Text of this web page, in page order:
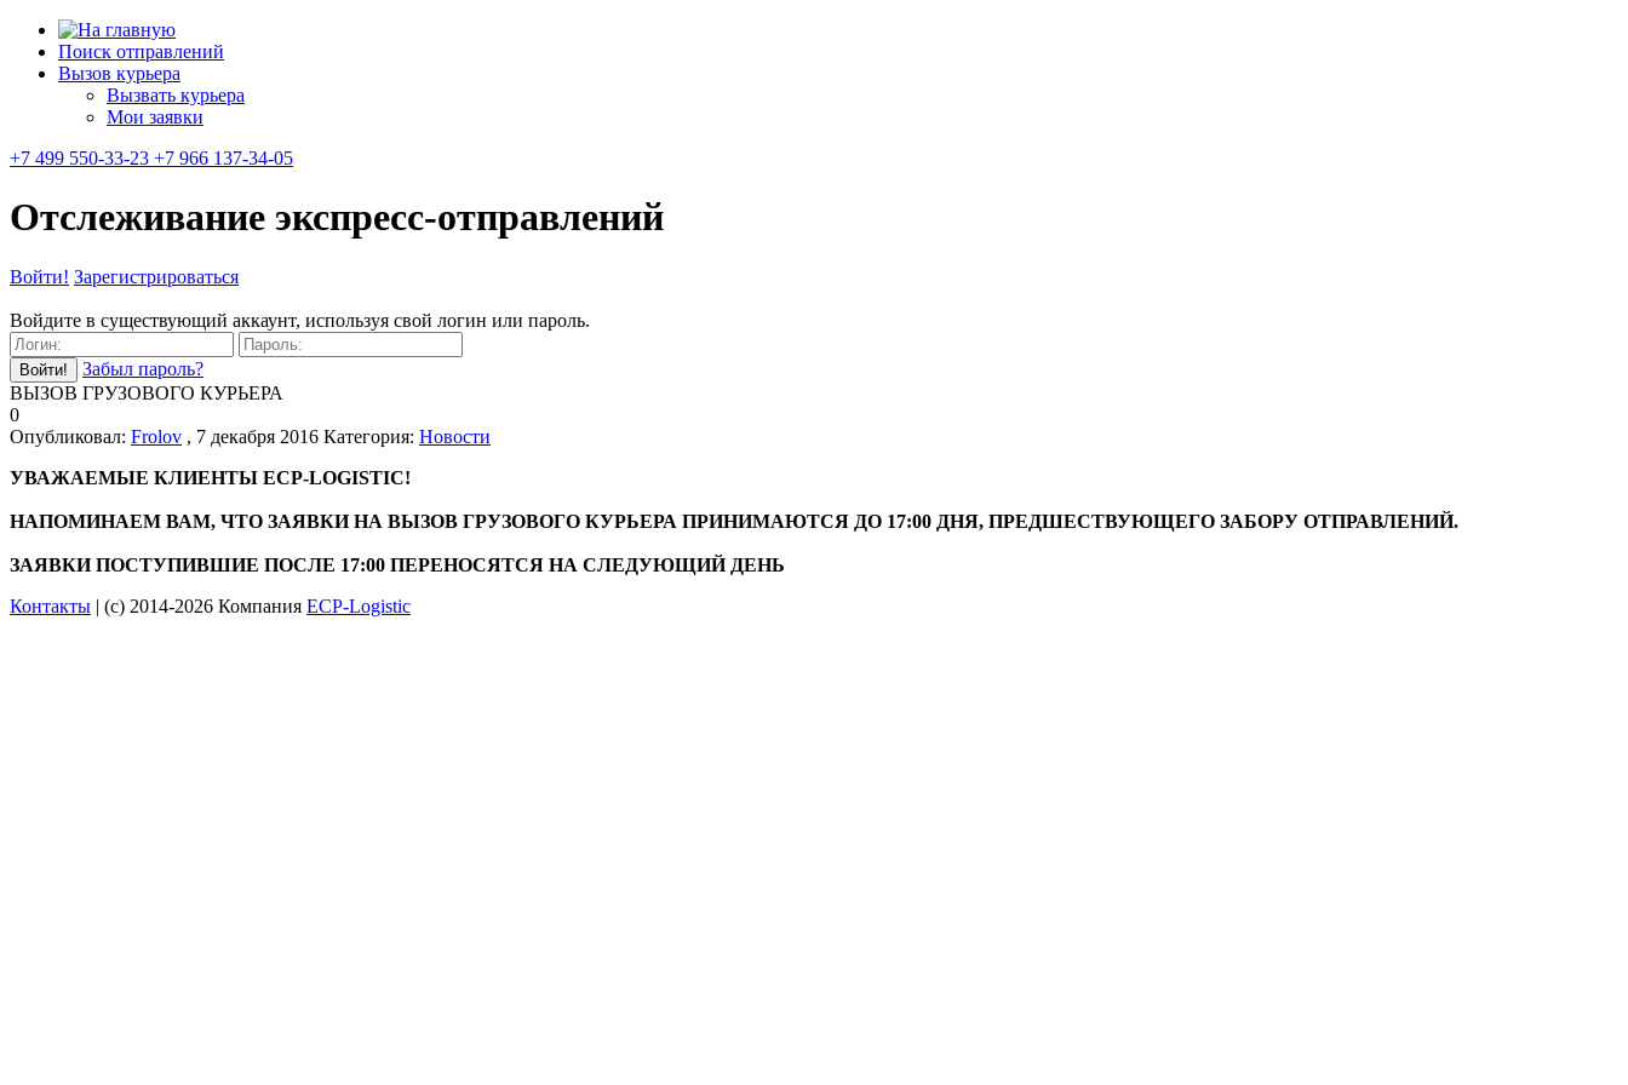
Поиск отправлений
Вызов курьера
Вызвать курьера
Мои заявки
+7 499 550-33-23 +7 966 137-34-05
Отслеживание экспресс-отправлений
Войти! Зарегистрироваться
Войдите в существующий аккаунт, используя свой логин или пароль.
Забыл пароль?
ВЫЗОВ ГРУЗОВОГО КУРЬЕРА
0
Опубликовал: Frolov , 7 декабря 2016 Категория: Новости
УВАЖАЕМЫЕ КЛИЕНТЫ ECP-LOGISTIC!
НАПОМИНАЕМ ВАМ, ЧТО ЗАЯВКИ НА ВЫЗОВ ГРУЗОВОГО КУРЬЕРА ПРИНИМАЮТСЯ ДО 17:00 ДНЯ, ПРЕДШЕСТВУЮЩЕГО ЗАБОРУ ОТПРАВЛЕНИЙ.
ЗАЯВКИ ПОСТУПИВШИЕ ПОСЛЕ 17:00 ПЕРЕНОСЯТСЯ НА СЛЕДУЮЩИЙ ДЕНЬ
Контакты | (c) 2014-2026 Компания ECP-Logistic